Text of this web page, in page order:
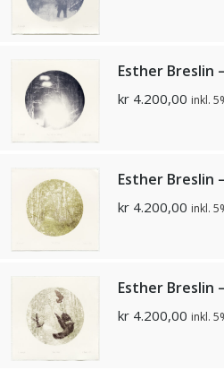
Esther Breslin
kr 4.200,00 inkl.
Esther Breslin
kr 4.200,00 inkl.
Esther Breslin
kr 4.200,00 inkl.